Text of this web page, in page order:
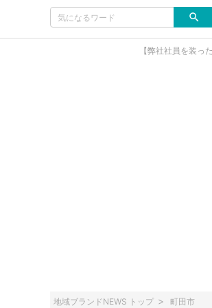
【弊社社員を装っ
地域ブランドNEWS トップ 町田市